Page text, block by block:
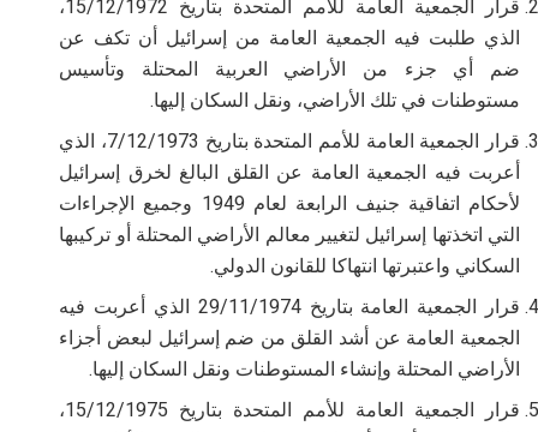
قرار الجمعية العامة للأمم المتحدة بتاريخ 15/12/1972،
الذي طلبت فيه الجمعية العامة من إسرائيل أن تكف عن
ضم أي جزء من الأراضي العربية المحتلة وتأسيس
مستوطنات في تلك الأراضي، ونقل السكان إليها.
قرار الجمعية العامة للأمم المتحدة بتاريخ 7/12/1973، الذي
أعربت فيه الجمعية العامة عن القلق البالغ لخرق إسرائيل
لأحكام اتفاقية جنيف الرابعة لعام 1949 وجميع الإجراءات
التي اتخذتها إسرائيل لتغيير معالم الأراضي المحتلة أو تركيبها
السكاني واعتبرتها انتهاكا للقانون الدولي.
قرار الجمعية العامة بتاريخ 29/11/1974 الذي أعربت فيه
الجمعية العامة عن أشد القلق من ضم إسرائيل لبعض أجزاء
الأراضي المحتلة وإنشاء المستوطنات ونقل السكان إليها.
قرار الجمعية العامة للأمم المتحدة بتاريخ 15/12/1975،